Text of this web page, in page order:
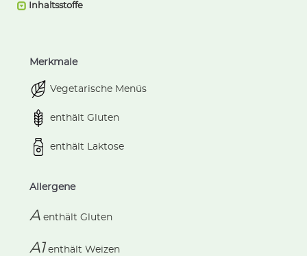
Inhaltsstoffe
Merkmale
Vegetarische Menüs
enthält Gluten
enthält Laktose
Allergene
A enthält Gluten
A1 enthält Weizen